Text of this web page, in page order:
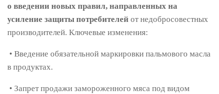
о введении новых правил, направленных на
усиление защиты потребителей от недобросовестных
производителей. Ключевые изменения:
• Введение обязательной маркировки пальмового масла
в продуктах.
• Запрет продажи замороженного мяса под видом